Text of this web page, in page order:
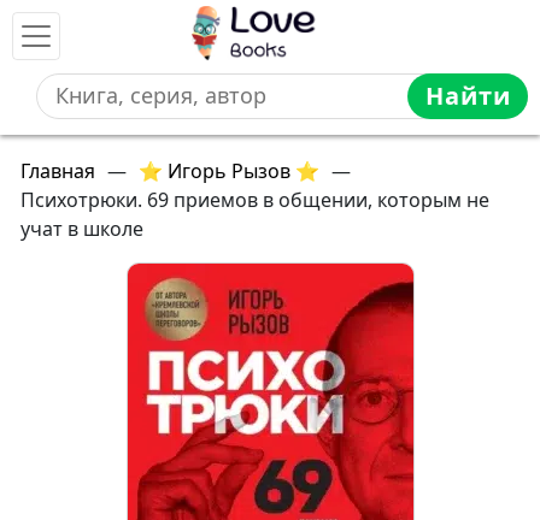
Найти
Главная — ⭐ Игорь Рызов ⭐ —
Психотрюки. 69 приемов в общении, которым не
учат в школе